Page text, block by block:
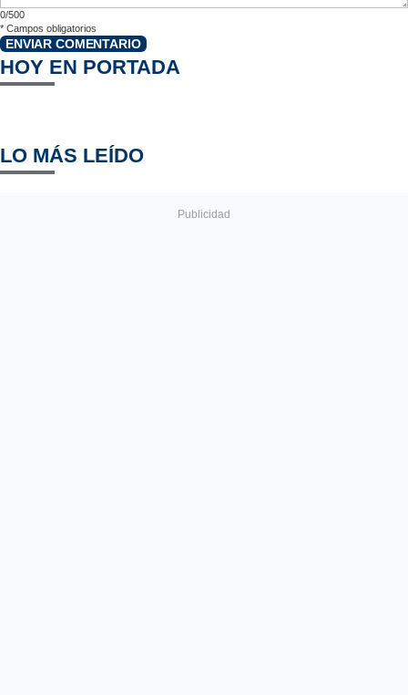
0/500
* Campos obligatorios
ENVIAR COMENTARIO
HOY EN PORTADA
LO MÁS LEÍDO